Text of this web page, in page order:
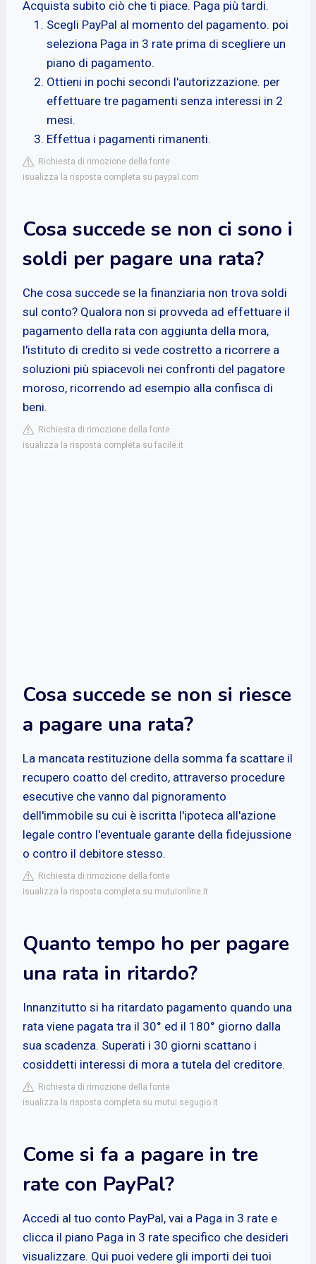
Acquista subito ciò che ti piace. Paga più tardi.
Scegli PayPal al momento del pagamento. poi
seleziona Paga in 3 rate prima di scegliere un
piano di pagamento.
Ottieni in pochi secondi l'autorizzazione. per
effettuare tre pagamenti senza interessi in 2
mesi.
Effettua i pagamenti rimanenti.
Richiesta di rimozione della fonte
isualizza la risposta completa su paypal.com
Cosa succede se non ci sono i
soldi per pagare una rata?
Che cosa succede se la finanziaria non trova soldi
sul conto? Qualora non si provveda ad effettuare il
pagamento della rata con aggiunta della mora,
l'istituto di credito si vede costretto a ricorrere a
soluzioni più spiacevoli nei confronti del pagatore
moroso, ricorrendo ad esempio alla confisca di
beni.
Richiesta di rimozione della fonte
isualizza la risposta completa su facile.it
Cosa succede se non si riesce
a pagare una rata?
La mancata restituzione della somma fa scattare il
recupero coatto del credito, attraverso procedure
esecutive che vanno dal pignoramento
dell'immobile su cui è iscritta l'ipoteca all'azione
legale contro l'eventuale garante della fidejussione
o contro il debitore stesso.
Richiesta di rimozione della fonte
isualizza la risposta completa su mutuionline.it
Quanto tempo ho per pagare
una rata in ritardo?
Innanzitutto si ha ritardato pagamento quando una
rata viene pagata tra il 30° ed il 180° giorno dalla
sua scadenza. Superati i 30 giorni scattano i
cosiddetti interessi di mora a tutela del creditore.
Richiesta di rimozione della fonte
isualizza la risposta completa su mutui.segugio.it
Come si fa a pagare in tre
rate con PayPal?
Accedi al tuo conto PayPal, vai a Paga in 3 rate e
clicca il piano Paga in 3 rate specifico che desideri
visualizzare. Qui puoi vedere gli importi dei tuoi